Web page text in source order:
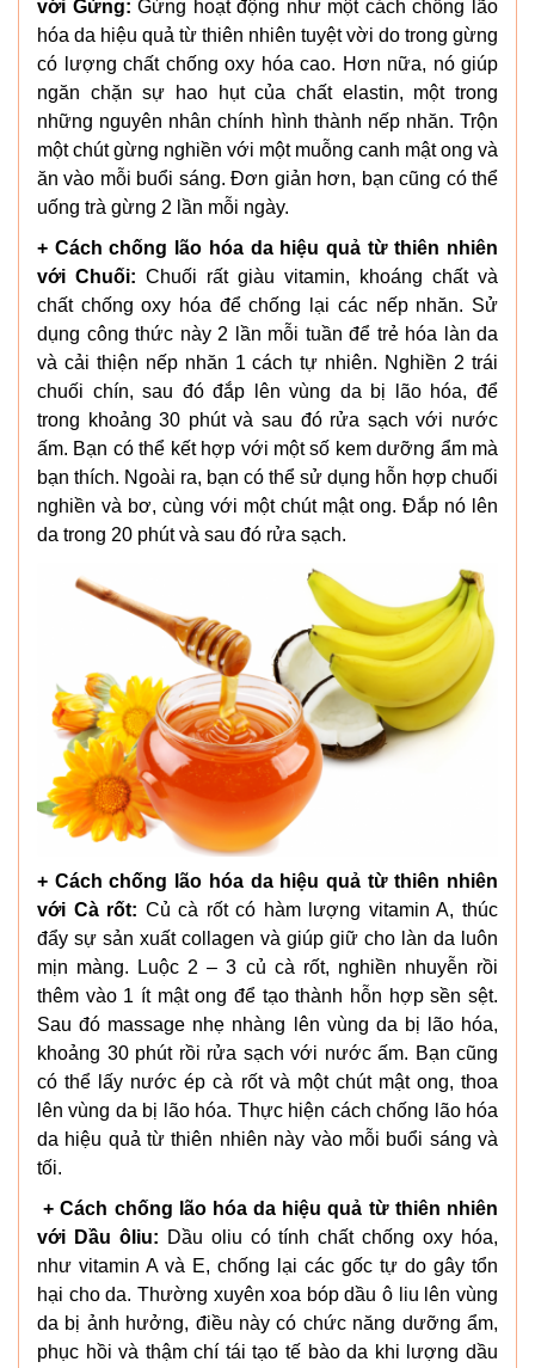
với Gừng: Gừng hoạt động như một cách chống lão
hóa da hiệu quả từ thiên nhiên tuyệt vời do trong gừng
có lượng chất chống oxy hóa cao. Hơn nữa, nó giúp
ngăn chặn sự hao hụt của chất elastin, một trong
những nguyên nhân chính hình thành nếp nhăn. Trộn
một chút gừng nghiền với một muỗng canh mật ong và
ăn vào mỗi buổi sáng. Đơn giản hơn, bạn cũng có thể
uống trà gừng 2 lần mỗi ngày.
+ Cách chống lão hóa da hiệu quả từ thiên nhiên
với Chuối: Chuối rất giàu vitamin, khoáng chất và
chất chống oxy hóa để chống lại các nếp nhăn. Sử
dụng công thức này 2 lần mỗi tuần để trẻ hóa làn da
và cải thiện nếp nhăn 1 cách tự nhiên. Nghiền 2 trái
chuối chín, sau đó đắp lên vùng da bị lão hóa, để
trong khoảng 30 phút và sau đó rửa sạch với nước
ấm. Bạn có thể kết hợp với một số kem dưỡng ẩm mà
bạn thích. Ngoài ra, bạn có thể sử dụng hỗn hợp chuối
nghiền và bơ, cùng với một chút mật ong. Đắp nó lên
da trong 20 phút và sau đó rửa sạch.
+ Cách chống lão hóa da hiệu quả từ thiên nhiên
với Cà rốt: Củ cà rốt có hàm lượng vitamin A, thúc
đẩy sự sản xuất collagen và giúp giữ cho làn da luôn
mịn màng. Luộc 2 – 3 củ cà rốt, nghiền nhuyễn rồi
thêm vào 1 ít mật ong để tạo thành hỗn hợp sền sệt.
Sau đó massage nhẹ nhàng lên vùng da bị lão hóa,
khoảng 30 phút rồi rửa sạch với nước ấm. Bạn cũng
có thể lấy nước ép cà rốt và một chút mật ong, thoa
lên vùng da bị lão hóa. Thực hiện cách chống lão hóa
da hiệu quả từ thiên nhiên này vào mỗi buổi sáng và
tối.
+ Cách chống lão hóa da hiệu quả từ thiên nhiên
với Dầu ôliu: Dầu oliu có tính chất chống oxy hóa,
như vitamin A và E, chống lại các gốc tự do gây tổn
hại cho da. Thường xuyên xoa bóp dầu ô liu lên vùng
da bị ảnh hưởng, điều này có chức năng dưỡng ẩm,
phục hồi và thậm chí tái tạo tế bào da khi lượng dầu